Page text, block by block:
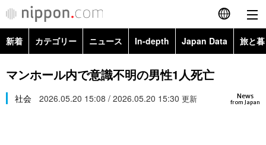
English
简体字
繁體字
新着 カテゴリー ニュース In-depth Japan Data 旅と
政治・外交
経済・ビジネス Images
マンホール内で意識不明の男性1人死亡
News
from Japan
社会 2026.05.20 15:08 / 2026.05.20 15:30 更新